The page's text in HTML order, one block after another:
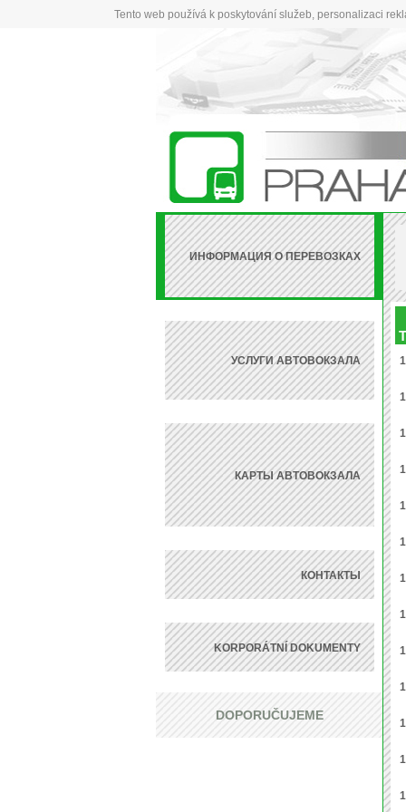
Tento web používá k poskytování služeb, personalizaci
ИНФОРМАЦИЯ О ПЕРЕВОЗКАХ
УСЛУГИ АВТОВОКЗАЛА
КАРТЫ АВТОВОКЗАЛА
КОНТАКТЫ
KORPORÁTNÍ DOKUMENTY
DOPORUČUJEME